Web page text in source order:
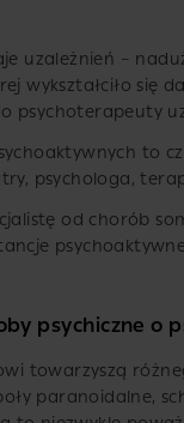
uzależnień –
wykształciło się
psychoterapeuty
to
psychologa,
od chorób
psychiczne o
towarzyszą
paranoidalne,